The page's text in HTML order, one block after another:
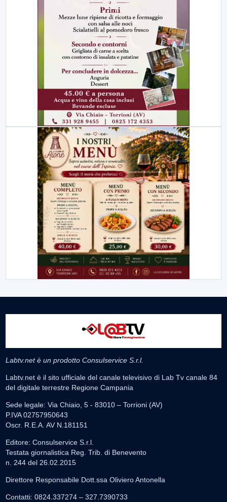
Labtv.net è un prodotto Consulservice S.r.l.
Labtv.net è il sito ufficiale del canale televisivo di Lab Tv canale 84
del digitale terrestre Regione Campania
Sede legale: Via Chiaio, 5 - 83010 – Torrioni (AV)
P.IVA 02757950643
Oscr. R.E.A. AV N.181151
Editore: Consulservice S.r.l.
Testata giornalistica Reg. Trib. di Benevento
n. 244 del 26.02.2015
Direttore Responsabile Dott.ssa Oliviero Antonella
Contatti: 0824.337274 – 327.7390733